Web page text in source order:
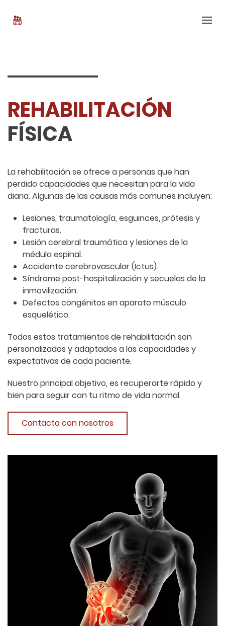
REHABILITACIÓN
FÍSICA
La rehabilitación se ofrece a personas que han
perdido capacidades que necesitan para la vida
diaria. Algunas de las causas más comunes incluyen:
Lesiones, traumatología, esguinces, prótesis y
fracturas.
Lesión cerebral traumática y lesiones de la
médula espinal.
Accidente cerebrovascular (Ictus).
Síndrome post-hospitalización y secuelas de la
inmovilización.
Defectos congénitos en aparato músculo
esquelético.
Todos estos tratamientos de rehabilitación son
personalizados y adaptados a las capacidades y
expectativas de cada paciente.
Nuestro principal objetivo, es recuperarte rápido y
bien para seguir con tu ritmo de vida normal.
Contacta con nosotros